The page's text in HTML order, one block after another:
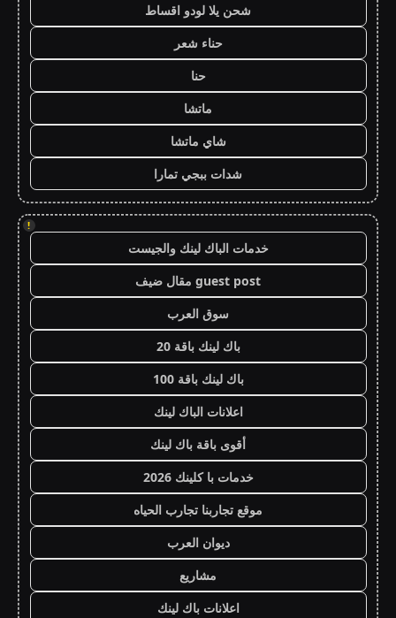
شحن يلا لودو اقساط
حناء شعر
حنا
ماتشا
شاي ماتشا
شدات ببجي تمارا
!
خدمات الباك لينك والجيست
guest post مقال ضيف
سوق العرب
باك لينك باقة 20
باك لينك باقة 100
اعلانات الباك لينك
أقوى باقة باك لينك
خدمات با كلينك 2026
موقع تجاربنا تجارب الحياه
ديوان العرب
مشاريع
اعلانات باك لينك